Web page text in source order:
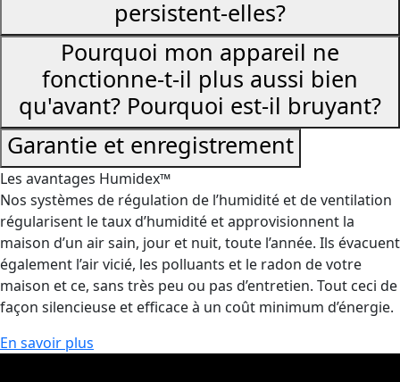
persistent-elles?
Pourquoi mon appareil ne
fonctionne-t-il plus aussi bien
qu'avant? Pourquoi est-il bruyant?
Garantie et enregistrement
Les avantages Humidex™
Nos systèmes de régulation de l’humidité et de ventilation
régularisent le taux d’humidité et approvisionnent la
maison d’un air sain, jour et nuit, toute l’année. Ils évacuent
également l’air vicié, les polluants et le radon de votre
maison et ce, sans très peu ou pas d’entretien. Tout ceci de
façon silencieuse et efficace à un coût minimum d’énergie.
En savoir plus